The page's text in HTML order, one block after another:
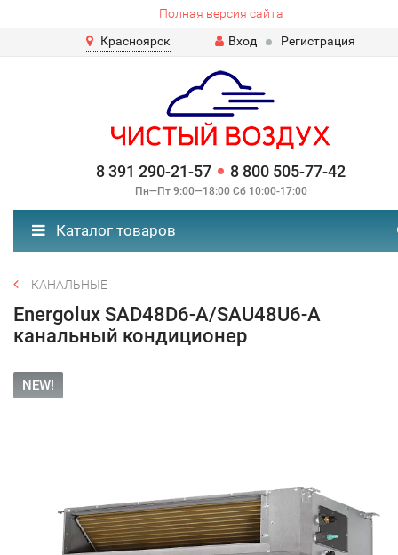
Полная версия сайта
Красноярск
Вход Регистрация
8 391 290-21-57 8 800 505-77-42
Пн—Пт 9:00—18:00 Сб 10:00-17:00
Каталог товаров
КАНАЛЬНЫЕ
Energolux SAD48D6-A/SAU48U6-A
канальный кондиционер
NEW!